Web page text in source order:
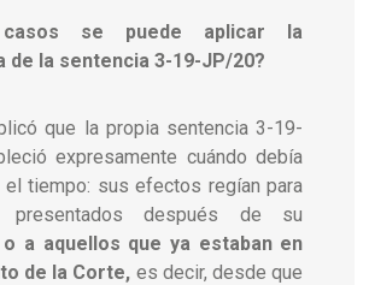
se puede aplicar la
de la sentencia 3-19-JP/20?
que la propia sentencia 3-19-
expresamente cuándo debía
el tiempo: sus efectos regían para
después de su
o a aquellos que ya estaban en
de la Corte, es decir, desde que